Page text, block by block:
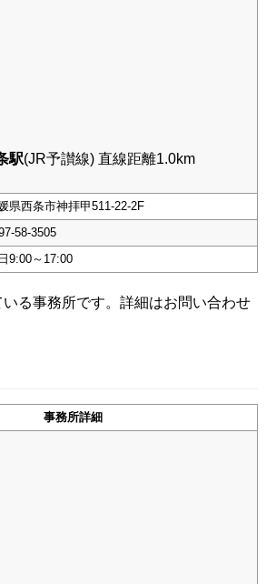
駅(JR予讃線) 直線距離1.0km
県西条市神拝甲511-22-2F
58-3505
9:00～17:00
る事務所です。詳細はお問い合わせ
事務所詳細